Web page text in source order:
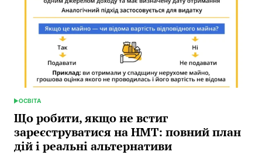
POSTED
IN
ОСВІТА
Що робити, якщо не встиг
зареєструватися на НМТ: повний план
дій і реальні альтернативи